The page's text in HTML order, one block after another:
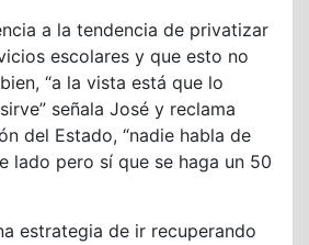
a la tendencia de privatizar
escolares y que esto no
“a la vista está que lo
señala José y reclama
del Estado, “nadie habla de
lado pero sí que se haga un 50
estrategia de ir recuperando